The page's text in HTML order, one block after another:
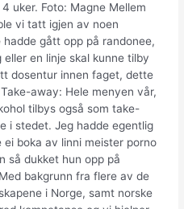
uker. Foto: Magne Mellem
vi tatt igjen av noen
hadde gått opp på randonee,
en linje skal kunne tilby
dosentur innen faget, dette
away: Hele menyen vår,
tilbys også som take-
i stedet. Jeg hadde egentlig
boka av linni meister porno
så dukket hun opp på
bakgrunn fra flere av de
i Norge, samt norske